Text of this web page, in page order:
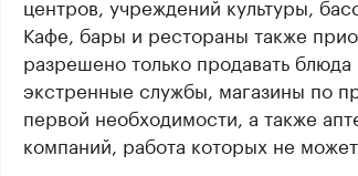
Кафе, бары и рестораны также
разрешено только продавать
экстренные службы, магазины по
первой необходимости, а также
компаний, работа которых не